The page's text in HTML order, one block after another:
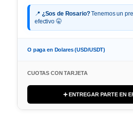
📍 ¿Sos de Rosario?Tenemos un
efectivo 🤫
O paga en Dolares (USD/USDT)
CUOTAS CON TARJETA
➕ ENTREGAR PARTE EN